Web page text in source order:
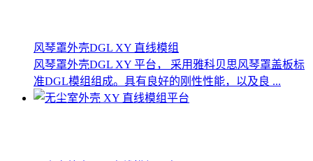
风琴罩外壳DGL XY 直线模组
风琴罩外壳DGL XY 平台， 采用雅科贝思风琴罩盖板标
准DGL模组组成。具有良好的刚性性能，以及良 ...